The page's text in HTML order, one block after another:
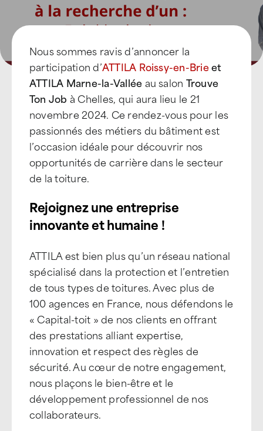
Nous sommes ravis d’annoncer la
participation d’ATTILA Roissy-en-Brieet
ATTILA Marne-la-Valléeau salon Trouve
Ton Job à Chelles, qui aura lieu le 21
novembre 2024. Ce rendez-vous pour les
passionnés des métiers du bâtiment est
l’occasion idéale pour découvrir nos
opportunités de carrière dans le secteur
de la toiture.
Rejoignez une entreprise
innovante et humaine !
ATTILA est bien plus qu’un réseau national
spécialisé dans la protection et l’entretien
de tous types de toitures. Avec plus de
100 agences en France, nous défendons le
« Capital-toit » de nos clients en offrant
des prestations alliant expertise,
innovation et respect des règles de
sécurité. Au cœur de notre engagement,
nous plaçons le bien-être et le
développement professionnel de nos
collaborateurs.